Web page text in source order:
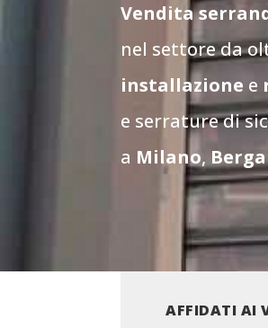
Vendita
nel settore da
installazione e
e serrature di
a Milano,
AFFIDATI AI